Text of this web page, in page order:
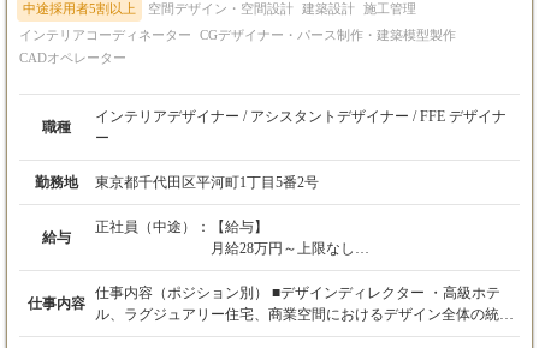
中途採用者5割以上 空間デザイン・空間設計 建築設計 施工管理
インテリアコーディネーター
CGデザイナー・パース制作・建築模型製作
CADオペレーター
職種
インテリアデザイナー / アシスタントデザイナー / FFE デザイナ
ー
勤務地 東京都千代田区平河町1丁目5番2号
給与
正社員（中途）：
【給与】
月給28万円～上限なし
※経験・スキルを考慮の上、決定します。
【試用期間】
あり（本採用時と条件変更なし）
仕事内容
仕事内容（ポジション別） ■デザインディレクター ・高級ホテ
ル、ラグジュアリー住宅、商業空間におけるデザイン全体の統括
・コンセプト立案およびデザイン方針の策定 ・クライアントへの